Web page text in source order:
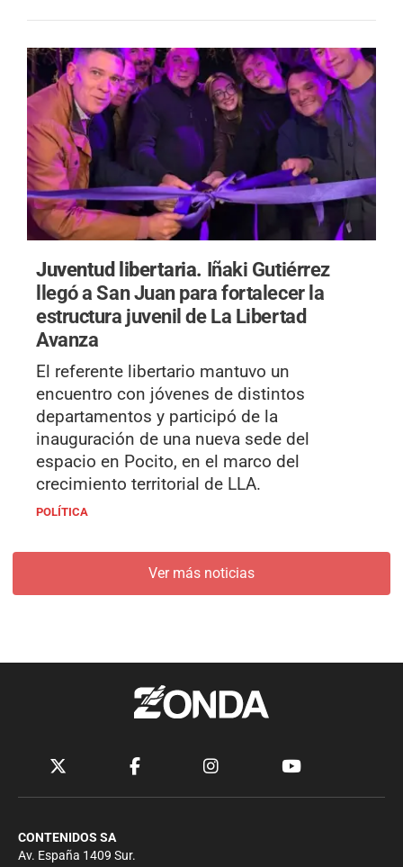
Juventud libertaria. Iñaki Gutiérrez
llegó a San Juan para fortalecer la
estructura juvenil de La Libertad
Avanza
El referente libertario mantuvo un
encuentro con jóvenes de distintos
departamentos y participó de la
inauguración de una nueva sede del
espacio en Pocito, en el marco del
crecimiento territorial de LLA.
POLÍTICA
Ver más noticias
CONTENIDOS SA
Av. España 1409 Sur.